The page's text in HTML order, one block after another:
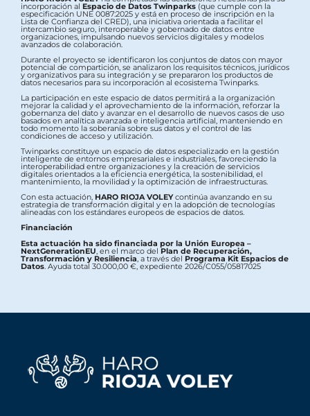
incorporación al Espacio de Datos Twinparks (que cumple con la
especificación UNE 0087:2025 y está en proceso de inscripción en la
Lista de Confianza del CRED), una iniciativa orientada a facilitar el
intercambio seguro, interoperable y gobernado de datos entre
organizaciones, impulsando nuevos servicios digitales y modelos
avanzados de colaboración.
Durante el proyecto se identificaron los conjuntos de datos con mayor
potencial de compartición, se analizaron los requisitos técnicos, jurídicos
y organizativos para su integración y se prepararon los productos de
datos necesarios para su incorporación al ecosistema Twinparks.
La participación en este espacio de datos permitirá a la organización
mejorar la calidad y el aprovechamiento de la información, reforzar la
gobernanza del dato y avanzar en el desarrollo de nuevos casos de uso
basados en analítica avanzada e inteligencia artificial, manteniendo en
todo momento la soberanía sobre sus datos y el control de las
condiciones de acceso y utilización.
Twinparks constituye un espacio de datos especializado en la gestión
inteligente de entornos empresariales e industriales, favoreciendo la
interoperabilidad entre organizaciones y la creación de servicios
digitales orientados a la eficiencia energética, la sostenibilidad, el
mantenimiento, la movilidad y la optimización de infraestructuras.
Con esta actuación, HARO RIOJA VOLEYcontinúa avanzando en su
estrategia de transformación digital y en la adopción de tecnologías
alineadas con los estándares europeos de espacios de datos.
Financiación
Esta actuación ha sido financiada por la Unión Europea –
NextGenerationEU , en el marco delPlan de Recuperación,
Transformación y Resiliencia , a través del Programa Kit Espacios de
Datos . Ayuda total 30.000,00 €, expediente 2026/C055/05817025